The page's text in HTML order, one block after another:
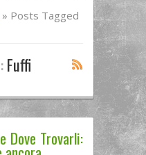
» Posts Tagged
Fuffi
Dove Trovarli: